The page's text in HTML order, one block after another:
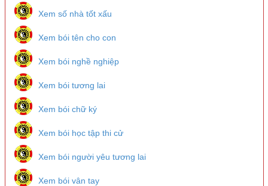
Xem số nhà tốt xấu
Xem bói tên cho con
Xem bói nghề nghiệp
Xem bói tương lai
Xem bói chữ ký
Xem bói học tập thi cử
Xem bói người yêu tương lai
Xem bói vân tay